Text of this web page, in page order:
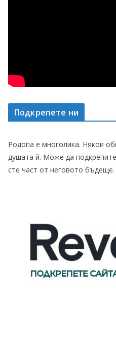
Подкрепете ни
Родопа е многолика. Някои
душата й. Може да
сте част от неговото